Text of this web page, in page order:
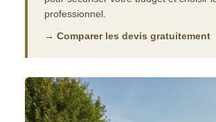
professionnel.
→ Comparer les devis gratuitement